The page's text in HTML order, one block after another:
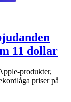
11 dollar
produkter,
priser på